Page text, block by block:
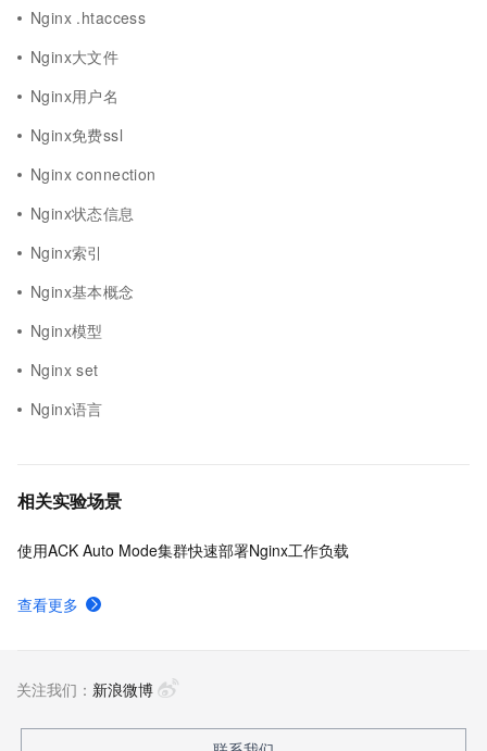
Nginx .htaccess
Nginx大文件
Nginx用户名
Nginx免费ssl
Nginx connection
Nginx状态信息
Nginx索引
Nginx基本概念
Nginx模型
Nginx set
Nginx语言
相关实验场景
使用ACK Auto Mode集群快速部署Nginx工作负载
查看更多
关注我们： 新浪微博